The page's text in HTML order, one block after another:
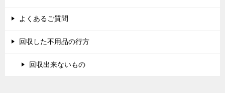
よくあるご質問
回収した不用品の行方
回収出来ないもの